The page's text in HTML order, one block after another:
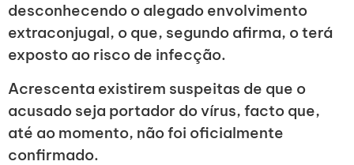
desconhecendo o alegado envolvimento
extraconjugal, o que, segundo afirma, o terá
exposto ao risco de infecção.
Acrescenta existirem suspeitas de que o
acusado seja portador do vírus, facto que,
até ao momento, não foi oficialmente
confirmado.